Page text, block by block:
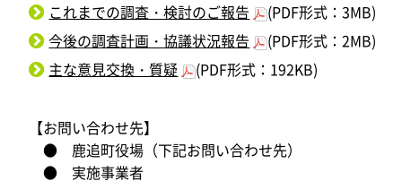
これまでの調査・検討のご報告
(PDF形式：3MB)
今後の調査計画・協議状況報告
(PDF形式：2MB)
主な意見交換・質疑
(PDF形式：192KB)
【お問い合わせ先】
● 鹿追町役場（下記お問い合わせ先）
● 実施事業者